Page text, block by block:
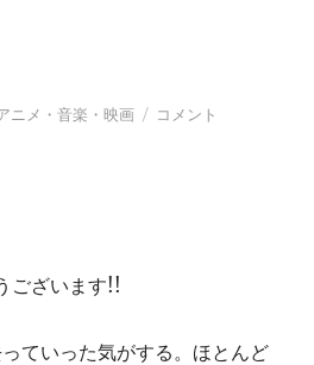
ニメ・音楽・映画
tn-
コメント
ございます!!
ていった気がする。ほとんど